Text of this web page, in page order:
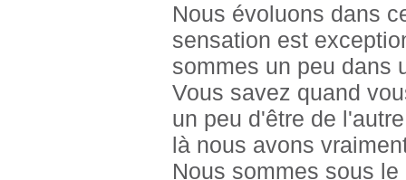
Nous évoluons dans
sensation est
sommes un peu dans
Vous savez quand
un peu d'être de
là nous avons
Nous sommes sous